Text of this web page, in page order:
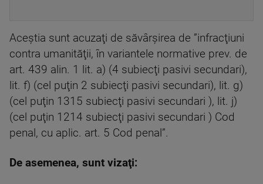
Aceştia sunt acuzaţi de săvârşirea de ”infracţiuni
contra umanităţii, în variantele normative prev. de
art. 439 alin. 1 lit. a) (4 subiecţi pasivi secundari),
lit. f) (cel puţin 2 subiecţi pasivi secundari), lit. g)
(cel puţin 1315 subiecţi pasivi secundari ), lit. j)
(cel puţin 1214 subiecţi pasivi secundari ) Cod
penal, cu aplic. art. 5 Cod penal”.
De asemenea, sunt vizaţi: